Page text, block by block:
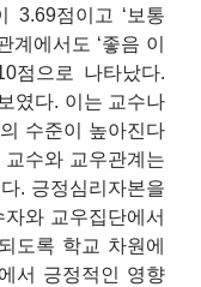
3.69점이고 ‘보통
계에서도 ‘좋음 이
점으로 나타났다.
였다. 이는 교수나
수준이 높아진다
수와 교우관계는
. 긍정심리자본을
와 교우집단에서
도록 학교 차원에
서 긍정적인 영향